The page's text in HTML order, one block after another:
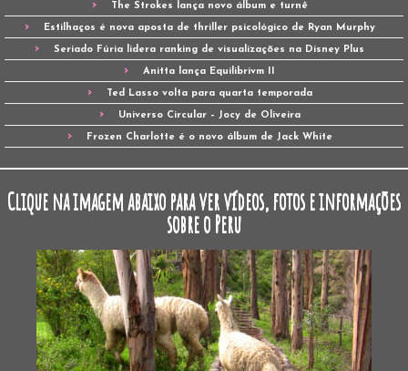
The Strokes lança novo álbum e turnê
Estilhaços é nova aposta de thriller psicológico de Ryan Murphy
Seriado Fúria lidera ranking de visualizações na Disney Plus
Anitta lança Equilibrivm II
Ted Lasso volta para quarta temporada
Universo Circular – Jocy de Oliveira
Frozen Charlotte é o novo álbum de Jack White
Clique na imagem abaixo para ver vídeos, fotos e informações
sobre o Peru